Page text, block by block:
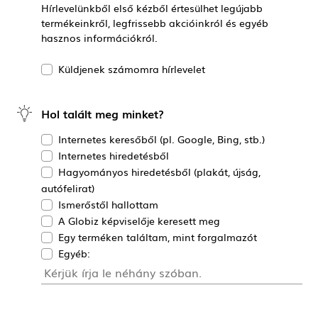
Hírlevelünkből első kézből értesülhet legújabb
termékeinkről, legfrissebb akcióinkról és egyéb
hasznos információkról.
Küldjenek számomra hírlevelet
Hol talált meg minket?
Internetes keresőből (pl. Google, Bing, stb.)
Internetes hiredetésből
Hagyományos hiredetésből (plakát, újság,
autófelirat)
Ismerőstől hallottam
A Globiz képviselője keresett meg
Egy terméken találtam, mint forgalmazót
Egyéb: